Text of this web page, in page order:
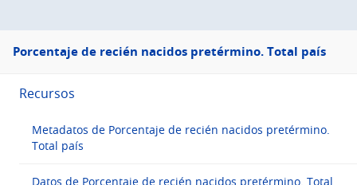
Menú
lateral
Porcentaje de recién nacidos pretérmino. Total país
Recursos
Metadatos de Porcentaje de recién nacidos pretérmino.
Total país
Datos de Porcentaje de recién nacidos pretérmino. Total